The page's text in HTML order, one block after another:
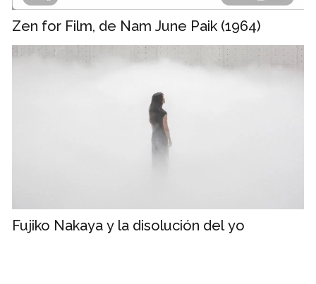
Zen for Film, de Nam June Paik (1964)
Fujiko Nakaya y la disolución del yo